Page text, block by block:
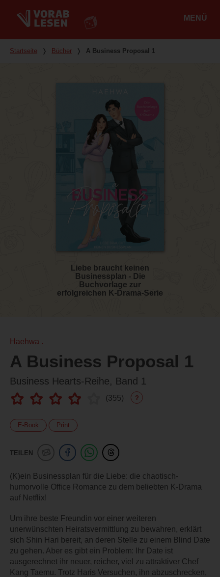
MENÜ
Du bist hier
Startseite ❭ Bücher ❭ A Business Proposal 1
Liebe braucht keinen
Businessplan - Die
Buchvorlage zur
erfolgreichen K-Drama-Serie
Haehwa .
A Business Proposal 1
Business Hearts-Reihe, Band 1
(355) ?
E-Book Print
TEILEN
(K)ein Businessplan für die Liebe: die chaotisch-
humorvolle Office Romance zu dem beliebten K-Drama
auf Netflix!
Um ihre beste Freundin vor einer weiteren
unerwünschten Heiratsvermittlung zu bewahren, erklärt
sich Shin Hari bereit, an deren Stelle zu einem Blind Date
zu gehen. Aber es gibt ein Problem: Ihr Date ist
ausgerechnet ihr neuer, reicher, viel zu attraktiver Chef
Kang Taemu. Trotz Haris Versuchen, ihn abzuschrecken,